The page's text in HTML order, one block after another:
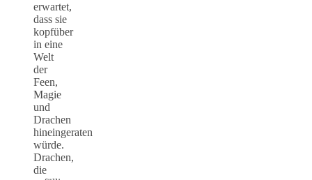
erwartet,
dass sie
kopfüber
in eine
Welt
der
Feen,
Magie
und
Drachen
hineingeraten
würde.
Drachen,
die